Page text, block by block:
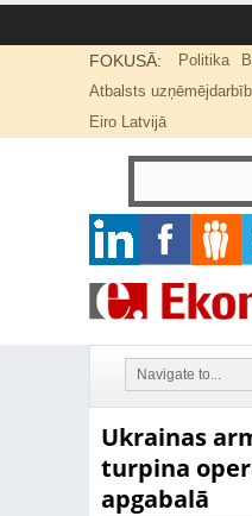
FOKUSĀ: Politika
Atbalsts
Eiro Latvijā
Ukrainas
turpina
apgabalā